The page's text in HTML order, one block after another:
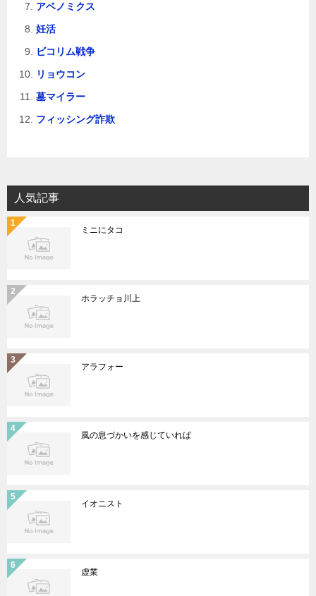
アベノミクス
妊活
ビコリム戦争
リョウコン
墓マイラー
フィッシング詐欺
人気記事
ミニにタコ
ホラッチョ川上
アラフォー
風の息づかいを感じていれば
イオニスト
虚業